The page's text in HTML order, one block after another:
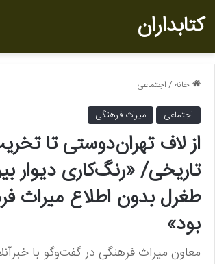
کتابداران
خانه /اجتماعی
اجتماعی
میراث فرهنگی
از لاف تهران‌دوستی تا
تاریخی/ «رنگ‌کاری دیوار
طغرل بدون اطلاع میراث
بود»
معاون میراث فرهنگی در گفت‌وگو با